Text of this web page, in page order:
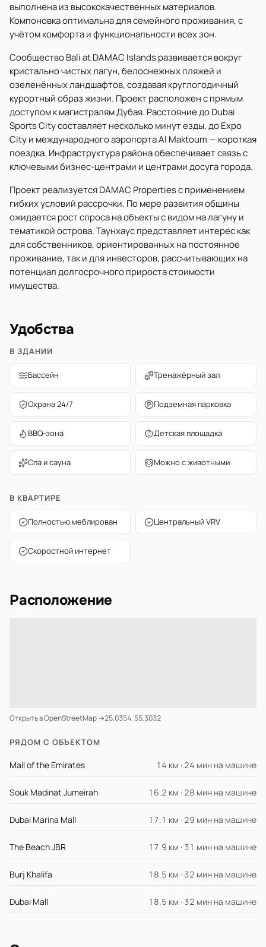
выполнена из высококачественных материалов.
Компоновка оптимальна для семейного проживания, с
учётом комфорта и функциональности всех зон.
Сообщество Bali at DAMAC Islands развивается вокруг
кристально чистых лагун, белоснежных пляжей и
озеленённых ландшафтов, создавая круглогодичный
курортный образ жизни. Проект расположен с прямым
доступом к магистралям Дубая. Расстояние до Dubai
Sports City составляет несколько минут езды, до Expo
City и международного аэропорта Al Maktoum — короткая
поездка. Инфраструктура района обеспечивает связь с
ключевыми бизнес-центрами и центрами досуга города.
Проект реализуется DAMAC Properties с применением
гибких условий рассрочки. По мере развития общины
ожидается рост спроса на объекты с видом на лагуну и
тематикой острова. Таунхаус представляет интерес как
для собственников, ориентированных на постоянное
проживание, так и для инвесторов, рассчитывающих на
потенциал долгосрочного прироста стоимости
имущества.
Удобства
В ЗДАНИИ
Бассейн Тренажёрный зал
Охрана 24/7 Подземная парковка
BBQ-зона Детская площадка
Спа и сауна Можно с животными
В КВАРТИРЕ
Полностью меблирован Центральный VRV
Скоростной интернет
Расположение
Открыть в OpenStreetMap →25.0354, 55.3032
РЯДОМ С ОБЪЕКТОМ
Mall of the Emirates 14 км · 24 мин на машине
Souk Madinat Jumeirah 16.2 км · 28 мин на машине
Dubai Marina Mall 17.1 км · 29 мин на машине
The Beach JBR 17.9 км · 31 мин на машине
Burj Khalifa 18.5 км · 32 мин на машине
Dubai Mall 18.5 км · 32 мин на машине